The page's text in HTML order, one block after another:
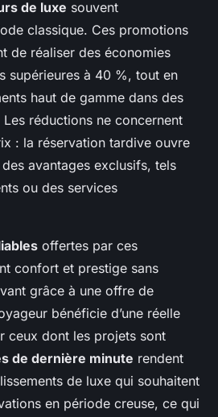
de luxe souvent
classique. Ces promotions
de réaliser des économies
supérieures à 40 %, tout en
haut de gamme dans des
réductions ne concernent
: la réservation tardive ouvre
avantages exclusifs, tels
ou des services
offertes par ces
confort et prestige sans
grâce à une offre de
bénéficie d’une réelle
ceux dont les projets sont
de dernière minute rendent
de luxe qui souhaitent
en période creuse, ce qui